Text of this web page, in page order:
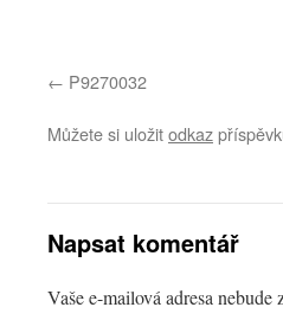
P9270032
Můžete si uložitodkaz
Napsat komentář
Vaše e-mailová adresa nebude